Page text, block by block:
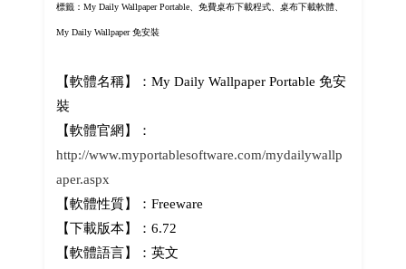
標籤：My Daily Wallpaper Portable、免費桌布下載程式、桌布下載軟體、
My Daily Wallpaper 免安裝
【軟體名稱】：My Daily Wallpaper Portable 免安
裝
【軟體官網】：
http://www.myportablesoftware.com/mydailywallp
aper.aspx
【軟體性質】：Freeware
【下載版本】：6.72
【軟體語言】：英文